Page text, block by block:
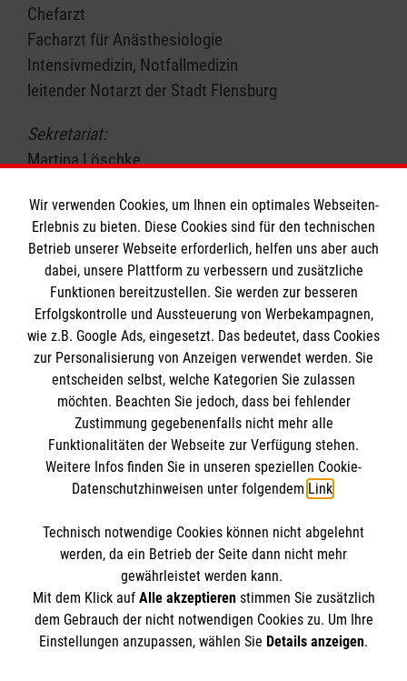
Chefarzt
Facharzt für Anästhesiologie
Intensivmedizin, Notfallmedizin
leitender Notarzt der Stadt Flensburg
Sekretariat:
Martina Löschke
E-Mail
Compliance
Karriere bei uns:www.mehralsnurarbeit.de
Wir verwenden Cookies, um Ihnen ein optimales Webseiten-
Erlebnis zu bieten. Diese Cookies sind für den technischen
Betrieb unserer Webseite erforderlich, helfen uns aber auch
dabei, unsere Plattform zu verbessern und zusätzliche
Funktionen bereitzustellen. Sie werden zur besseren
Erfolgskontrolle und Aussteuerung von Werbekampagnen,
wie z.B. Google Ads, eingesetzt. Das bedeutet, dass Cookies
zur Personalisierung von Anzeigen verwendet werden. Sie
entscheiden selbst, welche Kategorien Sie zulassen
möchten. Beachten Sie jedoch, dass bei fehlender
Zustimmung gegebenenfalls nicht mehr alle
Funktionalitäten der Webseite zur Verfügung stehen.
Weitere Infos finden Sie in unseren speziellen Cookie-
Datenschutzhinweisen unter folgendem Link.
Technisch notwendige Cookies können nicht abgelehnt
werden, da ein Betrieb der Seite dann nicht mehr
gewährleistet werden kann.
Mit dem Klick auf Alle akzeptierenstimmen Sie zusätzlich
dem Gebrauch der nicht notwendigen Cookies zu. Um Ihre
Einstellungen anzupassen, wählen Sie Details anzeigen.